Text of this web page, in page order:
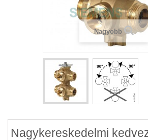
Nagyobb
Nagykereskedelmi